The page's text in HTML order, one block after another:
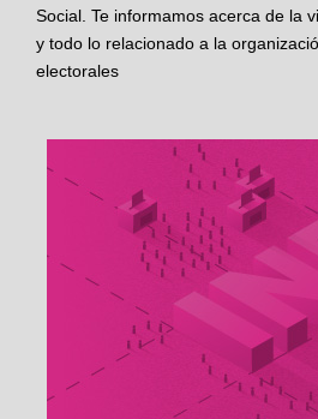
Social. Te informamos acerca de la
y todo lo relacionado a la
electorales